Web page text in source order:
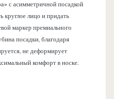
с асимметричной посадкой
круглое лицо и придать
маркер премиального
посадки, благодаря
не деформирует
комфорт в носке.